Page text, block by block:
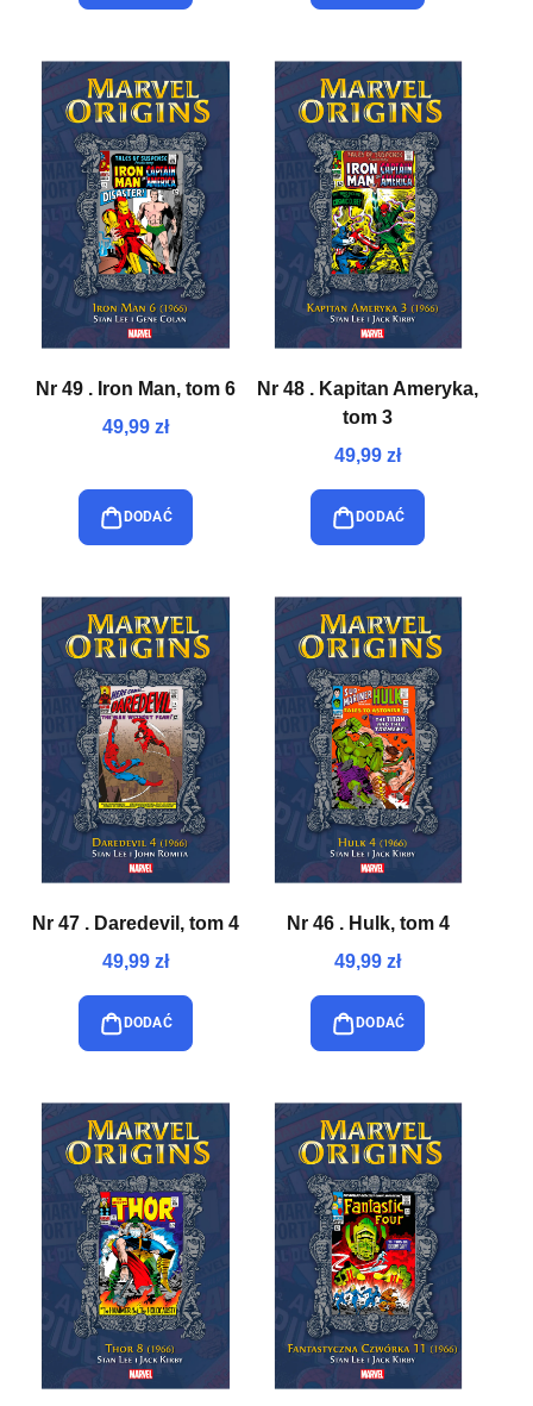
Nr 49 . Iron Man, tom 6
49,99 zł
DODAĆ
Nr 48 . Kapitan Ameryka,
tom 3
49,99 zł
DODAĆ
Nr 47 . Daredevil, tom 4
49,99 zł
DODAĆ
Nr 46 . Hulk, tom 4
49,99 zł
DODAĆ